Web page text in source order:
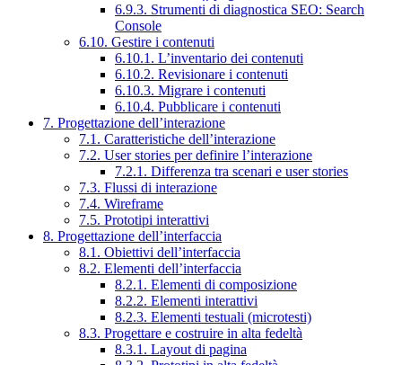
6.9.3. Strumenti di diagnostica SEO: Search
Console
6.10. Gestire i contenuti
6.10.1. L’inventario dei contenuti
6.10.2. Revisionare i contenuti
6.10.3. Migrare i contenuti
6.10.4. Pubblicare i contenuti
7. Progettazione dell’interazione
7.1. Caratteristiche dell’interazione
7.2. User stories per definire l’interazione
7.2.1. Differenza tra scenari e user stories
7.3. Flussi di interazione
7.4. Wireframe
7.5. Prototipi interattivi
8. Progettazione dell’interfaccia
8.1. Obiettivi dell’interfaccia
8.2. Elementi dell’interfaccia
8.2.1. Elementi di composizione
8.2.2. Elementi interattivi
8.2.3. Elementi testuali (microtesti)
8.3. Progettare e costruire in alta fedeltà
8.3.1. Layout di pagina